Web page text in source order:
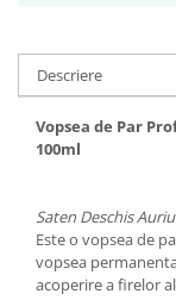
Geluri si deodorante
Produse
Oja si lac de unghii
Scutece adulti
Seturi cadou
Descriere
Vopsea de Par
100ml
Saten Deschis Auriu
Este o vopsea de
vopsea
acoperire a firelor